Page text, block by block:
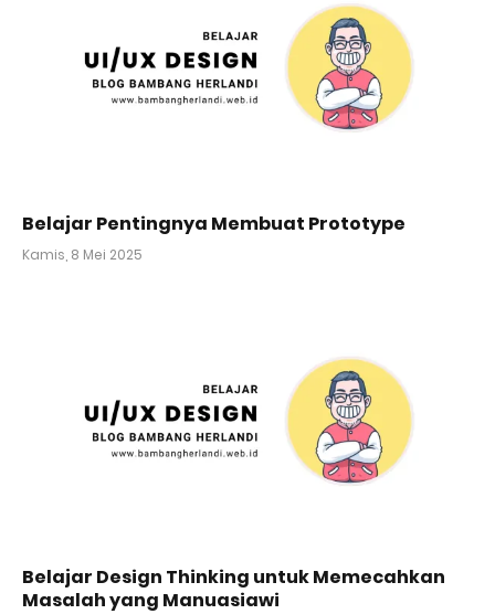
Belajar Pentingnya Membuat Prototype
Kamis, 8 Mei 2025
Belajar Design Thinking untuk Memecahkan
Masalah yang Manuasiawi